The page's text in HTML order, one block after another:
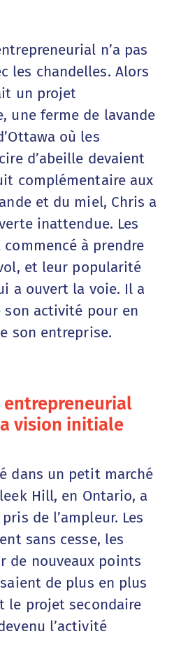
n’a pas
les chandelles. Alors
un projet
une ferme de lavande
où les
d’abeille devaient
complémentaire aux
et du miel, Chris a
inattendue. Les
à prendre
et leur popularité
a ouvert la voie. Il a
activité pour en
son entreprise.
entrepreneurial
vision initiale
dans un petit marché
Hill, en Ontario, a
de l’ampleur. Les
sans cesse, les
de nouveaux points
de plus en plus
le projet secondaire
l’activité